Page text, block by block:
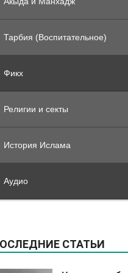
Тарбия (Воспитательное)
Фикх
Религии и секты
История Ислама
Аудио
СТАТЬИ